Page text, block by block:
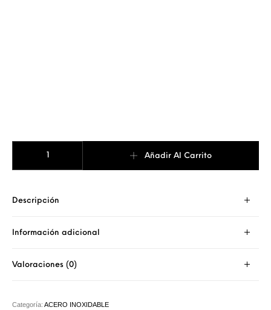
Añadir Al Carrito
Descripción
Información adicional
Valoraciones (0)
Categoría:ACERO INOXIDABLE